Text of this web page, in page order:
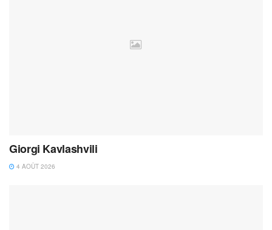
Giorgi Kavlashvili
4 AOÛT 2026